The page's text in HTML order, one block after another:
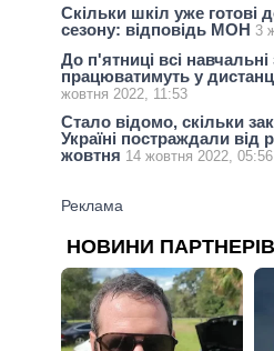
Скільки шкіл уже готові
сезону: відповідь МОН 3
До п'ятниці всі
працюватимуть у
жовтня 2022, 11:53
Стало відомо, скільки
Україні постраждали від
жовтня 14 жовтня 2022, 05:56